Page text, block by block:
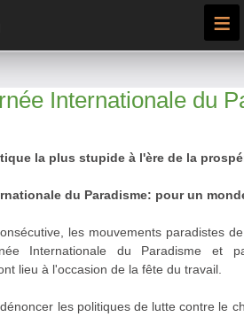
≡
Internationale du
la plus stupide à l'ère de la
du Paradisme: pour un
les mouvements paradistes
Internationale du Paradisme et
lieu à l'occasion de la fête du travail.
les politiques de lutte contre le